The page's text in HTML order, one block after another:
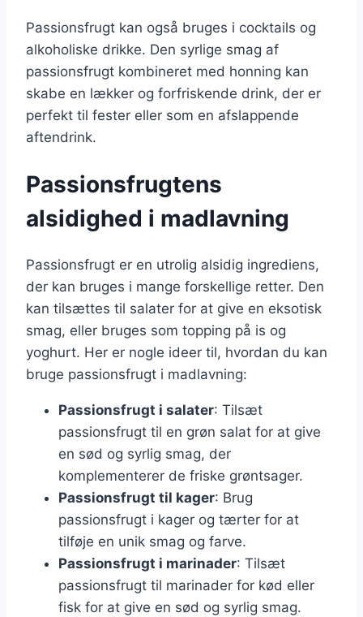
Passionsfrugt kan også bruges i cocktails og
alkoholiske drikke. Den syrlige smag af
passionsfrugt kombineret med honning kan
skabe en lækker og forfriskende drink, der er
perfekt til fester eller som en afslappende
aftendrink.
Passionsfrugtens
alsidighed i madlavning
Passionsfrugt er en utrolig alsidig ingrediens,
der kan bruges i mange forskellige retter. Den
kan tilsættes til salater for at give en eksotisk
smag, eller bruges som topping på is og
yoghurt. Her er nogle ideer til, hvordan du kan
bruge passionsfrugt i madlavning:
Passionsfrugt i salater: Tilsæt
passionsfrugt til en grøn salat for at give
en sød og syrlig smag, der
komplementerer de friske grøntsager.
Passionsfrugt til kager: Brug
passionsfrugt i kager og tærter for at
tilføje en unik smag og farve.
Passionsfrugt i marinader: Tilsæt
passionsfrugt til marinader for kød eller
fisk for at give en sød og syrlig smag.